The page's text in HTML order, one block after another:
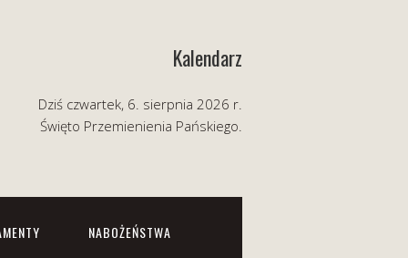
Kalendarz
Dziś czwartek, 6. sierpnia 2026 r.
Święto Przemienienia Pańskiego.
NABOŻEŃSTWA